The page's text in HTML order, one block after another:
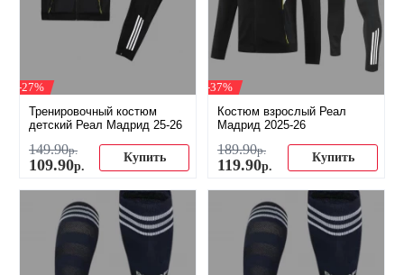
-27%
Тренировочный костюм
детский Реал Мадрид 25-26
149.90р.
109.90р.
Купить
-37%
Костюм взрослый Реал
Мадрид 2025-26
189.90р.
119.90р.
Купить